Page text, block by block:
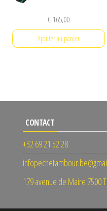
€165,00
Ajouter au panier
CONTACT
+32 69 21 52 28
179 avenue de Maire 7500